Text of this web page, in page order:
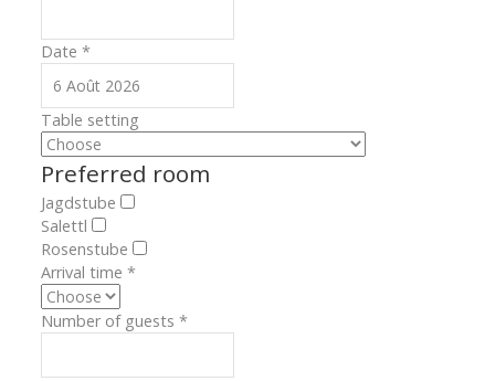
Date *
Table setting
Preferred room
Jagdstube
Salettl
Rosenstube
Arrival time *
Number of guests *